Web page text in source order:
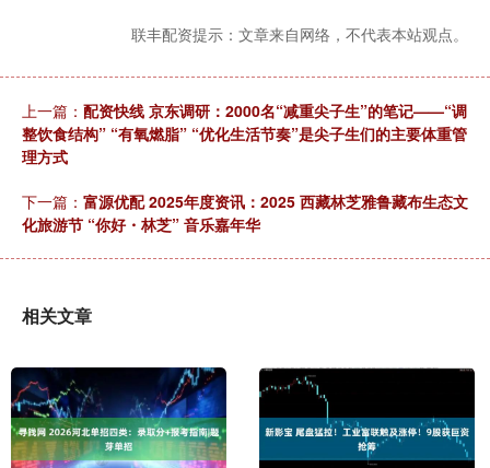
联丰配资提示：文章来自网络，不代表本站观点。
上一篇： 配资快线 京东调研：2000名“减重尖子生”的笔记——“调
整饮食结构” “有氧燃脂”​ “优化生活节奏”​是尖子生们的主要体重管
理方式
下一篇： 富源优配 2025年度资讯：2025 西藏林芝雅鲁藏布生态文
化旅游节 “你好・林芝” 音乐嘉年华
相关文章